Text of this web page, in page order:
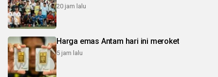
20 jam lalu
Harga emas Antam hari ini meroket
5 jam lalu